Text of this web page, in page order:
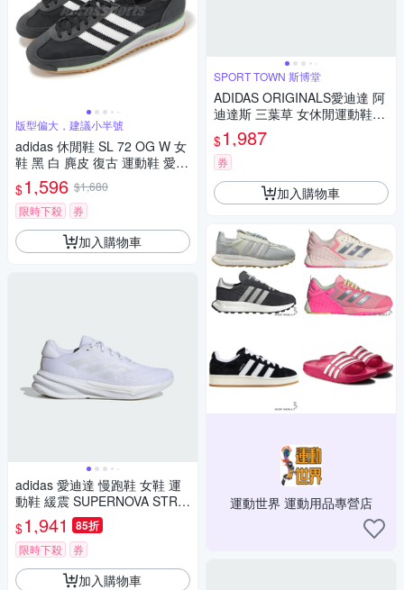
版型偏大，建議小半號
adidas 休閒鞋 SL 72 OG W 女
鞋 黑 白 麂皮 復古 運動鞋 愛迪
達 JH7390
$1,596 $1,680
限時下殺
券
加入購物車
adidas 愛迪達 慢跑鞋 女鞋 運
動鞋 緩震 SUPERNOVA STRID
E W 白 IG8293
$1,941 85折
限時下殺 券
加入購物車
SPORT TOWN 斯博堂
ADIDAS ORIGINALS愛迪達 阿
迪達斯 三葉草 女休閒運動鞋-
白粉色 SL 72 OG W JH7394
$1,987
券
加入購物車
運動世界 運動用品專營店